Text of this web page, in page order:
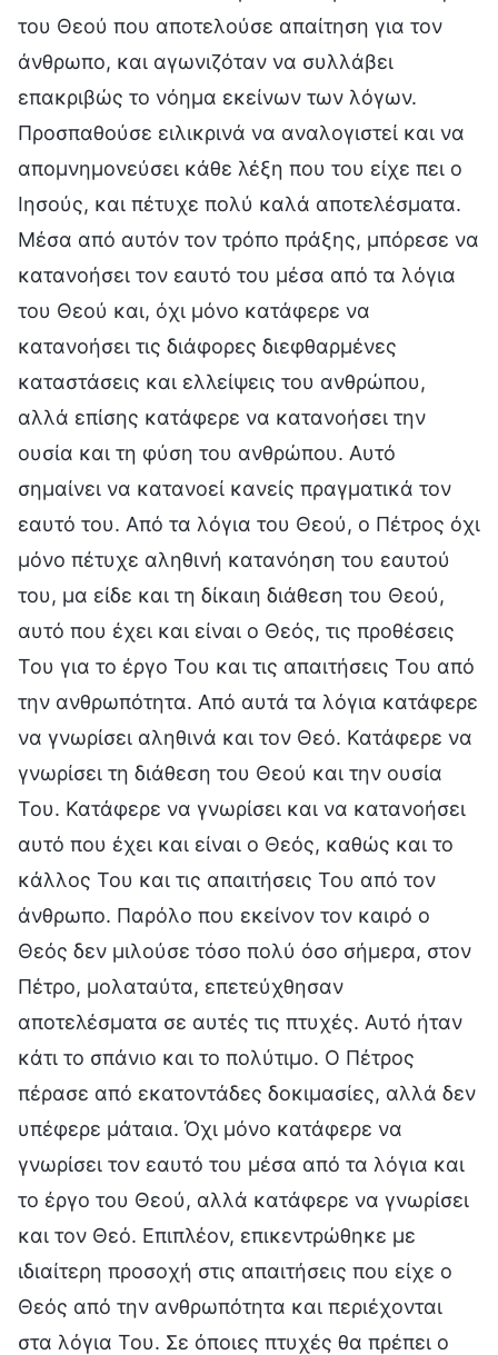
του Θεού που αποτελούσε απαίτηση για τον
άνθρωπο, και αγωνιζόταν να συλλάβει
επακριβώς το νόημα εκείνων των λόγων.
Προσπαθούσε ειλικρινά να αναλογιστεί και να
απομνημονεύσει κάθε λέξη που του είχε πει ο
Ιησούς, και πέτυχε πολύ καλά αποτελέσματα.
Μέσα από αυτόν τον τρόπο πράξης, μπόρεσε να
κατανοήσει τον εαυτό του μέσα από τα λόγια
του Θεού και, όχι μόνο κατάφερε να
κατανοήσει τις διάφορες διεφθαρμένες
καταστάσεις και ελλείψεις του ανθρώπου,
αλλά επίσης κατάφερε να κατανοήσει την
ουσία και τη φύση του ανθρώπου. Αυτό
σημαίνει να κατανοεί κανείς πραγματικά τον
εαυτό του. Από τα λόγια του Θεού, ο Πέτρος όχι
μόνο πέτυχε αληθινή κατανόηση του εαυτού
του, μα είδε και τη δίκαιη διάθεση του Θεού,
αυτό που έχει και είναι ο Θεός, τις προθέσεις
Του για το έργο Του και τις απαιτήσεις Του από
την ανθρωπότητα. Από αυτά τα λόγια κατάφερε
να γνωρίσει αληθινά και τον Θεό. Κατάφερε να
γνωρίσει τη διάθεση του Θεού και την ουσία
Του. Κατάφερε να γνωρίσει και να κατανοήσει
αυτό που έχει και είναι ο Θεός, καθώς και το
κάλλος Του και τις απαιτήσεις Του από τον
άνθρωπο. Παρόλο που εκείνον τον καιρό ο
Θεός δεν μιλούσε τόσο πολύ όσο σήμερα, στον
Πέτρο, μολαταύτα, επετεύχθησαν
αποτελέσματα σε αυτές τις πτυχές. Αυτό ήταν
κάτι το σπάνιο και το πολύτιμο. Ο Πέτρος
πέρασε από εκατοντάδες δοκιμασίες, αλλά δεν
υπέφερε μάταια. Όχι μόνο κατάφερε να
γνωρίσει τον εαυτό του μέσα από τα λόγια και
το έργο του Θεού, αλλά κατάφερε να γνωρίσει
και τον Θεό. Επιπλέον, επικεντρώθηκε με
ιδιαίτερη προσοχή στις απαιτήσεις που είχε ο
Θεός από την ανθρωπότητα και περιέχονται
στα λόγια Του. Σε όποιες πτυχές θα πρέπει ο